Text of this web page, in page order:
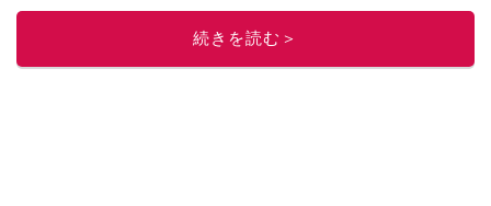
このイチオシストの他の記事を読む
続きを読む＞